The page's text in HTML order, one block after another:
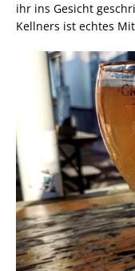
ihr ins Gesicht
Kellners ist echtes